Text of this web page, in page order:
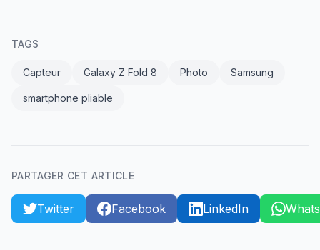
TAGS
Capteur Galaxy Z Fold 8 Photo Samsung
smartphone pliable
PARTAGER CET ARTICLE
Twitter Facebook LinkedIn